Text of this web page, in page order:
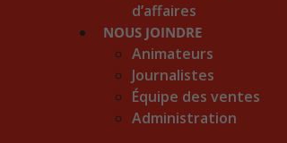
d’affaires
NOUS JOINDRE
Animateurs
Journalistes
Équipe des ventes
Administration